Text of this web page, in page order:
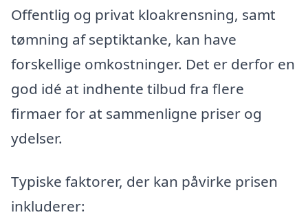
Offentlig og privat kloakrensning, samt
tømning af septiktanke, kan have
forskellige omkostninger. Det er derfor en
god idé at indhente tilbud fra flere
firmaer for at sammenligne priser og
ydelser.
Typiske faktorer, der kan påvirke prisen
inkluderer: